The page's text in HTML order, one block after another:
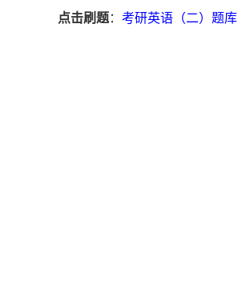
点击刷题： 考研英语（二）题库